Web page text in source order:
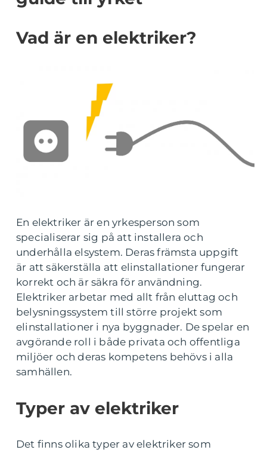
Vad är en elektriker?
En elektriker är en yrkesperson som
specialiserar sig på att installera och
underhålla elsystem. Deras främsta uppgift
är att säkerställa att elinstallationer fungerar
korrekt och är säkra för användning.
Elektriker arbetar med allt från eluttag och
belysningssystem till större projekt som
elinstallationer i nya byggnader. De spelar en
avgörande roll i både privata och offentliga
miljöer och deras kompetens behövs i alla
samhällen.
Typer av elektriker
Det finns olika typer av elektriker som